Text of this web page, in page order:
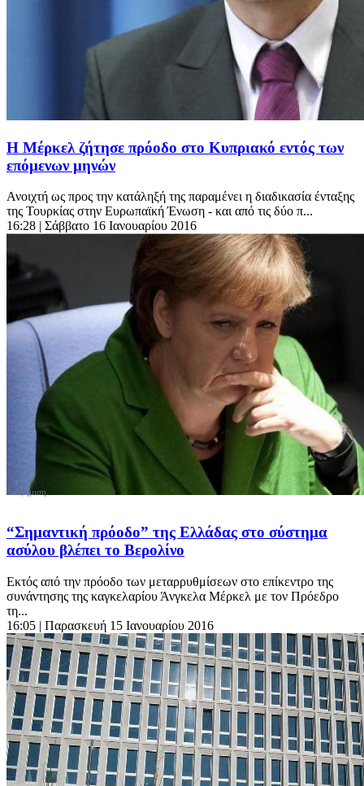
Η Μέρκελ ζήτησε πρόοδο στο Κυπριακό εντός των
επόμενων μηνών
Ανοιχτή ως προς την κατάληξή της παραμένει η διαδικασία ένταξης
της Τουρκίας στην Ευρωπαϊκή Ένωση - και από τις δύο π...
16:28 | Σάββατο 16 Ιανουαρίου 2016
“Σημαντική πρόοδο” της Ελλάδας στο σύστημα
ασύλου βλέπει το Βερολίνο
Εκτός από την πρόοδο των μεταρρυθμίσεων στο επίκεντρο της
συνάντησης της καγκελαρίου Άνγκελα Μέρκελ με τον Πρόεδρο
τη...
16:05 | Παρασκευή 15 Ιανουαρίου 2016